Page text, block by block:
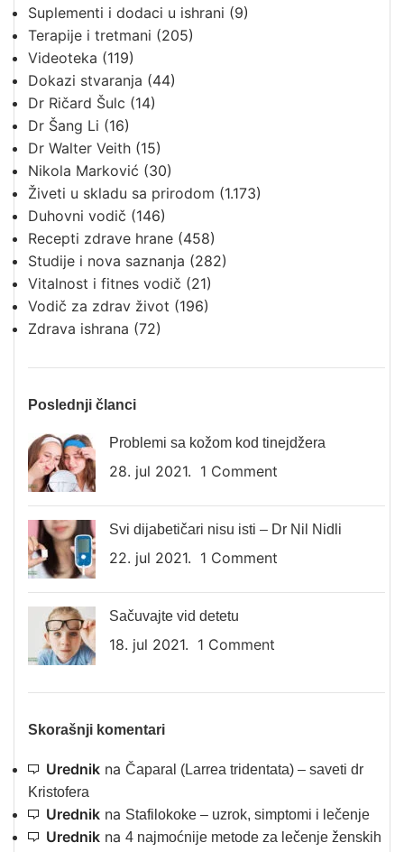
Suplementi i dodaci u ishrani (9)
Terapije i tretmani (205)
Videoteka (119)
Dokazi stvaranja (44)
Dr Ričard Šulc (14)
Dr Šang Li (16)
Dr Walter Veith (15)
Nikola Marković (30)
Živeti u skladu sa prirodom (1.173)
Duhovni vodič (146)
Recepti zdrave hrane (458)
Studije i nova saznanja (282)
Vitalnost i fitnes vodič (21)
Vodič za zdrav život (196)
Zdrava ishrana (72)
Poslednji članci
Problemi sa kožom kod tinejdžera
28. jul 2021. 1 Comment
Svi dijabetičari nisu isti – Dr Nil Nidli
22. jul 2021. 1 Comment
Sačuvajte vid detetu
18. jul 2021. 1 Comment
Skorašnji komentari
Urednik na Čaparal (Larrea tridentata) – saveti dr
Kristofera
Urednik na Stafilokoke – uzrok, simptomi i lečenje
Urednik na 4 najmoćnije metode za lečenje ženskih